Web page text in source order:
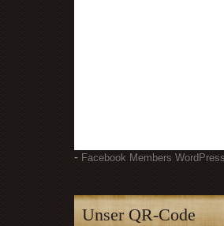
- Facebook Members
Unser QR-Code